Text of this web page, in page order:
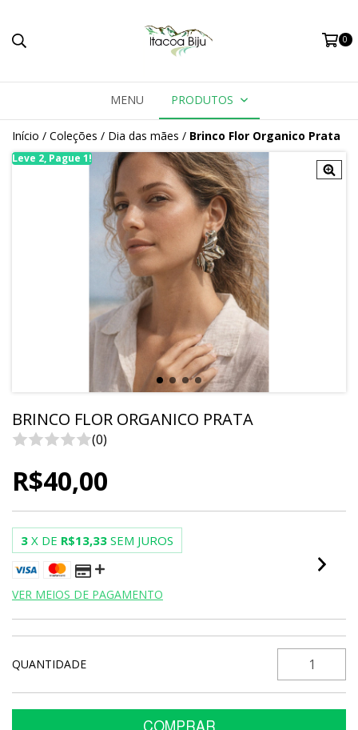
0
MENU PRODUTOS
Início / Coleções / Dia das mães / Brinco Flor Organico Prata
Leve 2, Pague 1!
BRINCO FLOR ORGANICO PRATA
(0)
R$40,00
3 X DE R$13,33 SEM JUROS
VER MEIOS DE PAGAMENTO
QUANTIDADE